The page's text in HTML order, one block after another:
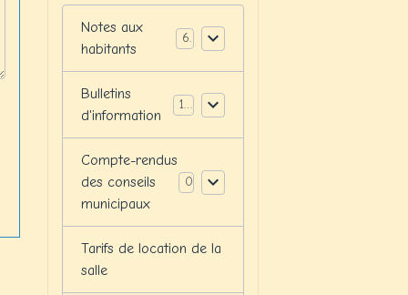
Notes aux
habitants
6
Bulletins
d'information
12
Compte-rendus
des conseils
municipaux
Tarifs de location de la
salle